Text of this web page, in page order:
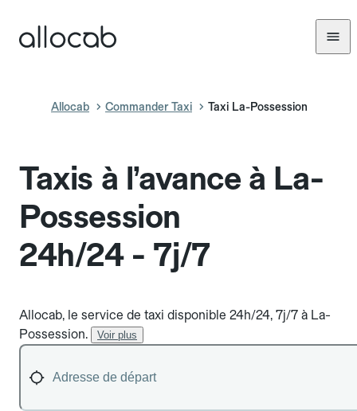
Allocab Commander Taxi Taxi La-Possession
Taxis à l’avance à La-
Possession
24h/24 - 7j/7
Allocab, le service de taxi disponible 24h/24, 7j/7 à La-
Possession.
Voir plus